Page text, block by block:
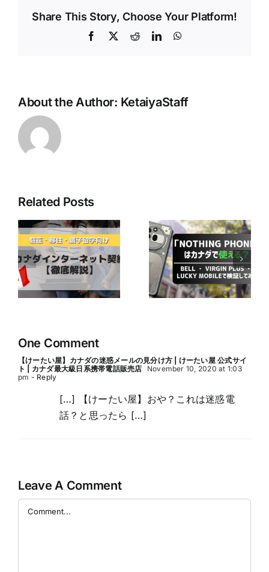
Share This Story, Choose Your Platform!
Facebook
X RedditLinkedIn
About the Author: KetaiyaStaff
Related Posts
最近人気の
「Nothing
Phone」はカナ
ダで使える？ ～
Bell ・ Virgin
Plus ・ Lucky
Bell Mobilityユ
ーザー必見！
CraveのBasicプ
ランが無料で楽
しめるかも！？
One Comment
【けーたい屋】カナダの迷惑メールの見分け方 | けーたい屋 公式サイ
ト | カナダ最大級日系携帯電話販売店
November 10, 2020 at 1:03
pm - Reply
[…] 【けーたい屋】おや？これは迷惑電
話？と思ったら […]
Leave A Comment
Comment